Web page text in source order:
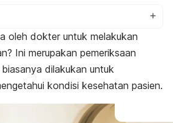
oleh dokter untuk melakukan
Ini merupakan pemeriksaan
dilakukan untuk
kondisi kesehatan pasien.